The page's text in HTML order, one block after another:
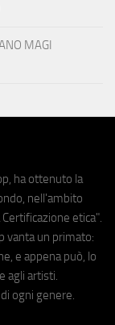
MAGI
ha ottenuto la
nell'ambito
etica".
vanta un primato:
e appena può, lo
agli artisti.
ogni genere.